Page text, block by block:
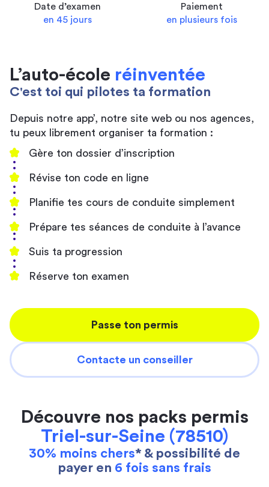
Date d’examen
en 45 jours
Paiement
en plusieurs fois
L’auto-école réinventée
C'est toi qui pilotes ta formation
Depuis notre app’, notre site web ou nos agences,
tu peux librement organiser ta formation :
Gère ton dossier d’inscription
Révise ton code en ligne
Planifie tes cours de conduite simplement
Prépare tes séances de conduite à l’avance
Suis ta progression
Réserve ton examen
Passe ton permis
Contacte un conseiller
Découvre nos packs permis
Triel-sur-Seine (78510)
30% moins chers* & possibilité de
payer en 6 fois sans frais